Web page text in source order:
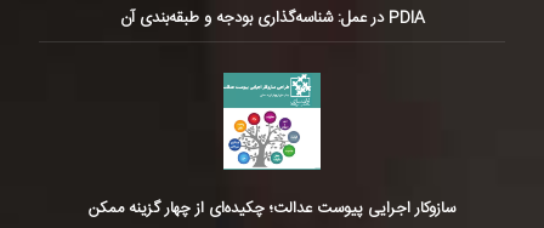
PDIA در عمل: شناسه‌گذاری بودجه و طبقه‌بندی آن
سازوکار اجرایی پیوست عدالت؛ چکیده‌ای از چهار گزینه ممکن